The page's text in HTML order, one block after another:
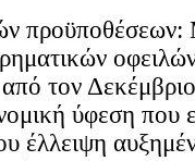
προϋποθέσεων:
τον
ύφεση που
έλλειψη